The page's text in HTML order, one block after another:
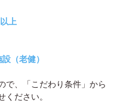
上
（老健）
で、「こだわり条件」から
ださい。